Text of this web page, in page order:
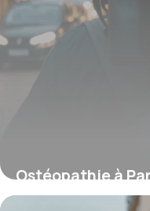
Ostéopathie à
meilleur